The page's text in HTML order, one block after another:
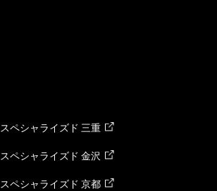
スペシャライズド 三重
スペシャライズド 金沢
スペシャライズド 京都